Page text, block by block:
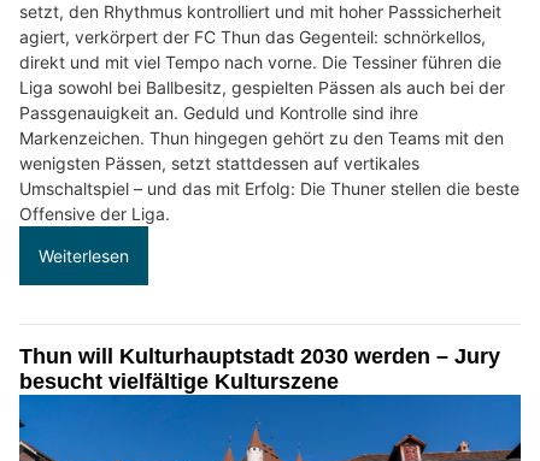
setzt, den Rhythmus kontrolliert und mit hoher Passsicherheit
agiert, verkörpert der FC Thun das Gegenteil: schnörkellos,
direkt und mit viel Tempo nach vorne. Die Tessiner führen die
Liga sowohl bei Ballbesitz, gespielten Pässen als auch bei der
Passgenauigkeit an. Geduld und Kontrolle sind ihre
Markenzeichen. Thun hingegen gehört zu den Teams mit den
wenigsten Pässen, setzt stattdessen auf vertikales
Umschaltspiel – und das mit Erfolg: Die Thuner stellen die beste
Offensive der Liga.
Weiterlesen
Thun will Kulturhauptstadt 2030 werden – Jury
besucht vielfältige Kulturszene